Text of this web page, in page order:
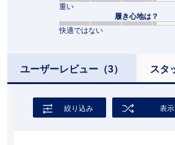
重い
履き心地は？
快適ではない
ユーザーレビュー （3） スタ
絞り込み 表